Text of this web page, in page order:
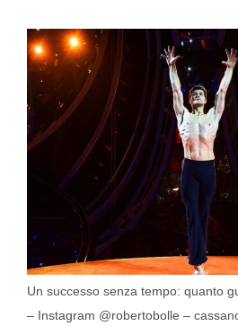
Un successo senza tempo: quanto
– Instagram @robertobolle –